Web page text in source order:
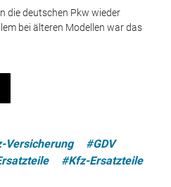
die deutschen Pkw wieder
bei älteren Modellen war das
Versicherung
#GDV
#Kfz-Ersatzteile